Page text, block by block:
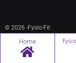
© 2026 -Fysio-Fit
Home